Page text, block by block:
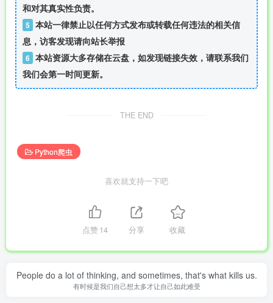
和对其真实性负责。
5 本站一律禁止以任何方式发布或转载任何违法的相关信
息，访客发现请向站长举报
6 本站资源大多存储在云盘，如发现链接失效，请联系我们
我们会第一时间更新。
THE END
Python爬虫
喜欢就支持一下吧
点赞14 分享 收藏
People do a lot of thinking, and sometimes, that's what kills us.
有时候是我们自己想太多才让自己如此难受